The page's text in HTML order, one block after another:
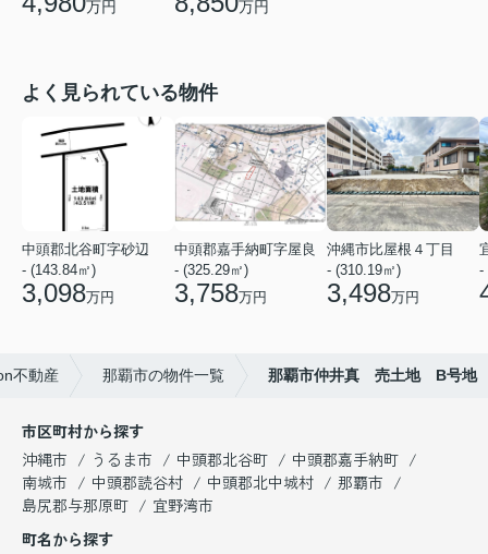
万円 万円
よく見られている物件
中頭郡北谷町字砂辺
- (143.84㎡)
3,098万円
中頭郡嘉手納町字屋良
- (325.29㎡)
3,758万円
沖縄市比屋根４丁目
- (310.19㎡)
3,498万円
-
不動産 那覇市の物件一覧 那覇市仲井真 売土地 B号地
市区町村から探す
沖縄市
うるま市 中頭郡北谷町
中頭郡嘉手納町
南城市
中頭郡読谷村 中頭郡北中城村
那覇市
島尻郡与那原町
宜野湾市
町名から探す